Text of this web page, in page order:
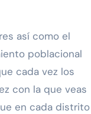
así como el
poblacional
cada vez los
con la que veas
en cada distrito